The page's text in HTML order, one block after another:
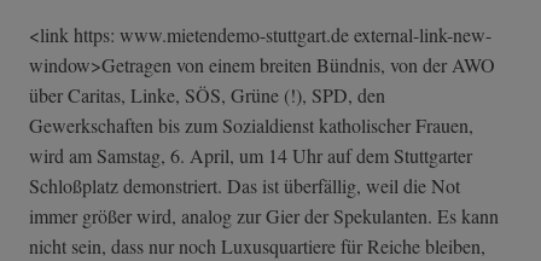
<link https: www.mietendemo-stuttgart.de external-link-n­ew-
window>Getra­gen von einem breiten Bündnis, von der AWO
über Caritas, Linke, SÖS, Grüne (!), SPD, den
Gewerkschaften bis zum Sozialdienst katholischer Frauen,
wird am Samstag, 6. April, um 14 Uhr auf dem Stuttgarter
Schloßplatz demonstriert. Das ist überfällig, weil die Not
immer größer wird, analog zur Gier der Spekulanten. Es kann
nicht sein, dass nur noch Luxusquartiere für Reiche bleiben,